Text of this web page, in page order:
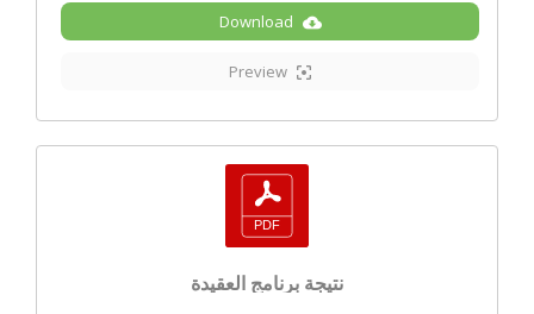
Download
Preview
نتيجة برنامج العقيدة